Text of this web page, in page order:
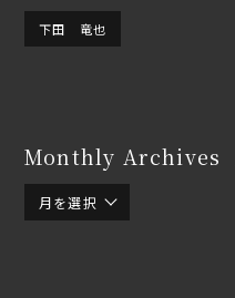
下田 竜也
Monthly Archives
月を選択